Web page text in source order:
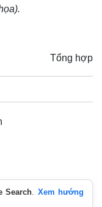
Tổng hợp
Search. Xem hướng